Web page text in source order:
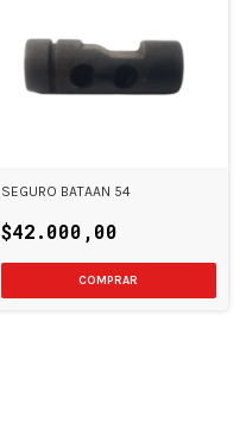
SEGURO BATAAN 54
$42.000,00